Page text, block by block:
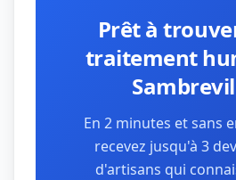
Prêt à
traitement
En 2 minutes et sans
recevez jusqu'à 3
d'artisans qui